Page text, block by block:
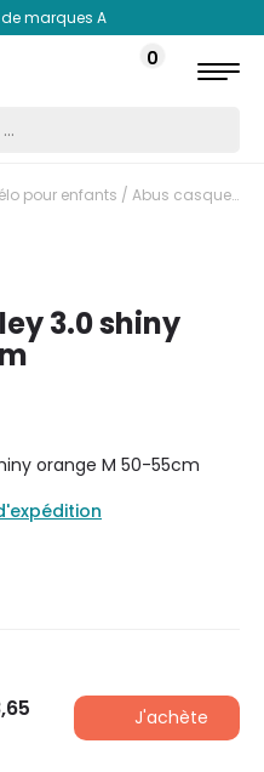
marques A
0
pour enfants / Abus casque Smiley 3.0 shiny orange M 50-55cm
3.0 shiny
orange M 50-55cm
J'achète